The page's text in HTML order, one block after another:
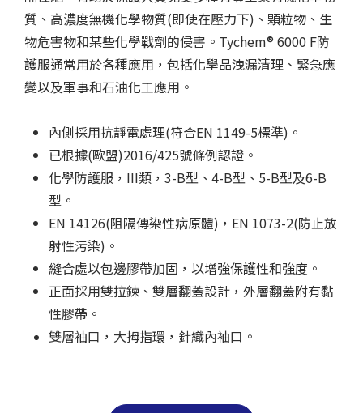
質、高濃度無機化學物質(即使在壓力下)、顆粒物、生
物危害物和某些化學戰劑的侵害。Tychem® 6000 F防
護服通常用於各種應用，包括化學品洩漏清理、緊急應
變以及軍事和石油化工應用。
內側採用抗靜電處理(符合EN 1149-5標準)。
已根據(歐盟)2016/425號條例認證。
化學防護服，III類，3-B型、4-B型、5-B型及6-B
型。
EN 14126(阻隔傳染性病原體)，EN 1073-2(防止放
射性污染)。
縫合處以包邊膠帶加固，以增強保護性和強度。
正面採用雙拉鍊、雙層翻蓋設計，外層翻蓋附有黏
性膠帶。
雙層袖口，大拇指環，針織內袖口。